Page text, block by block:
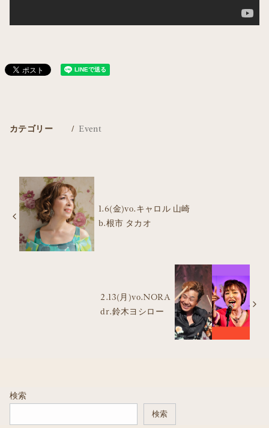
カテゴリー Event
1.6(金)vo.キャロル 山崎
b.根市 タカオ
2.13(月)vo.NORA
dr.鈴木ヨシロー
検索
検索